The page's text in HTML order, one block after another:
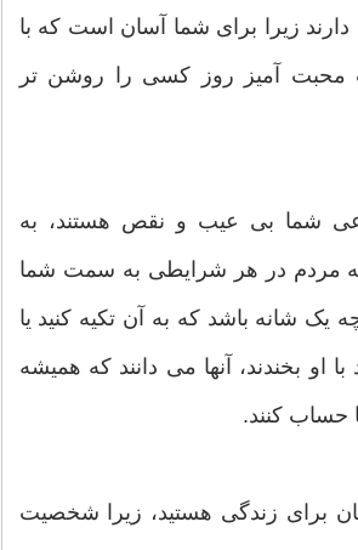
زیرا برای شما آسان است که با
محبت آمیز روز کسی را روشن تر
شما بی عیب و نقص هستند، به
مردم در هر شرایطی به سمت شما
شانه باشد که به آن تکیه کنید یا
او بخندند، آنها می دانند که همیشه
حساب کنند.
برای زندگی هستید، زیرا شخصیت